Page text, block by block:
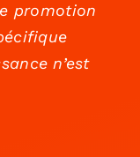
promotion
n’est